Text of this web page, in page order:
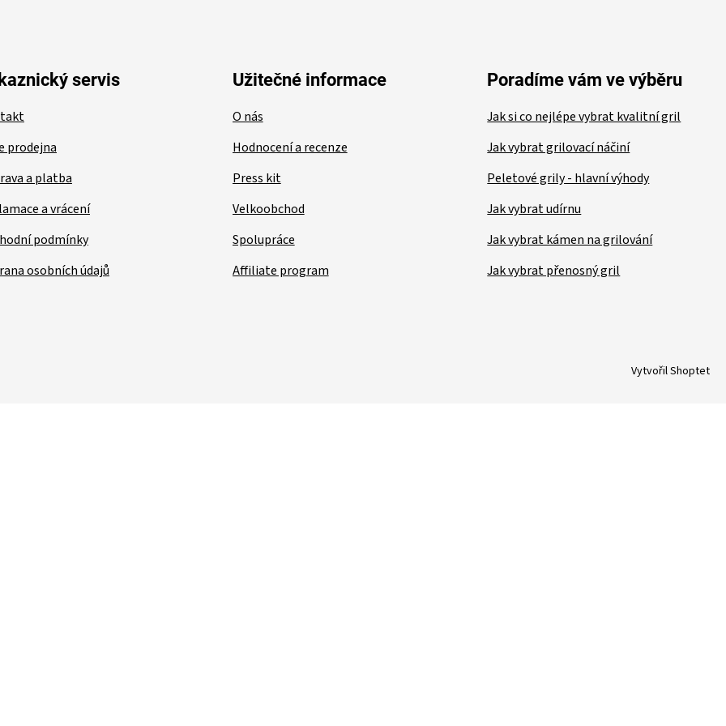
servis
prodejna
a platba
a vrácení
podmínky
osobních údajů
Užitečné informace
O nás
Hodnocení a recenze
Press kit
Velkoobchod
Spolupráce
Affiliate program
Poradíme vám ve výběru
Jak si co nejlépe vybrat kvalitní gril
Jak vybrat grilovací náčiní
Peletové grily - hlavní výhody
Jak vybrat udírnu
Jak vybrat kámen na grilování
Jak vybrat přenosný gril
Vytvořil Shoptet